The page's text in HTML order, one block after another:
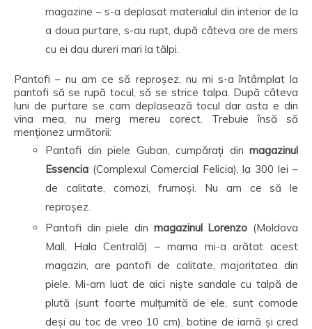
magazine – s-a deplasat materialul din interior de la
a doua purtare, s-au rupt, după câteva ore de mers
cu ei dau dureri mari la tălpi.
Pantofi – nu am ce să reproșez, nu mi s-a întâmplat la
pantofi să se rupă tocul, să se strice talpa. După câteva
luni de purtare se cam deplasează tocul dar asta e din
vina mea, nu merg mereu corect. Trebuie însă să
menționez următorii:
Pantofi din piele Guban, cumpărați din magazinul
Essencia (Complexul Comercial Felicia), la 300 lei –
de calitate, comozi, frumoși. Nu am ce să le
reproșez.
Pantofi din piele din magazinul Lorenzo (Moldova
Mall, Hala Centrală) – mama mi-a arătat acest
magazin, are pantofi de calitate, majoritatea din
piele. Mi-am luat de aici niște sandale cu talpă de
plută (sunt foarte mulțumită de ele, sunt comode
deși au toc de vreo 10 cm), botine de iarnă și cred